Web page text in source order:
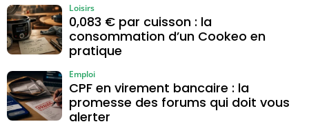
0,083 € par cuisson : la
consommation d’un Cookeo en
pratique
Loisirs
CPF en virement bancaire : la
promesse des forums qui doit vous
alerter
Emploi